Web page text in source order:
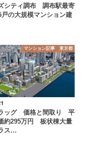
シティ調布 調布駅最寄
戸の大規模マンション建
マンション記事 東京都
ッグ 価格と間取り 平
約295万円 板状棟大量
ス…